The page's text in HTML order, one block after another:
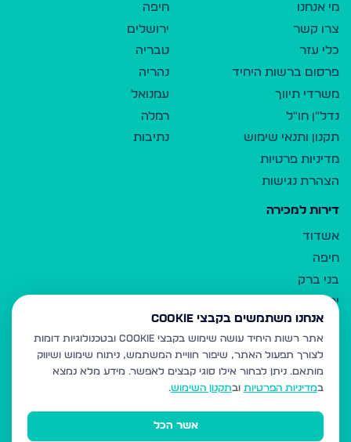
מי אנחנו
צרו קשר
כלי עזר
פרסום ברשות היחיד
משרדי תיווך
נדל"ן חו"ל
תקנון ותנאי שימוש
מדיניות פרטיות
הצהרת נגישות
חיפה
ירושלים
טבריה
נהריה
עמנואל
רמלה
נתיבות
דירות למכירה
אשדוד
חיפה
בני ברק
ירושלים
אלעד
גבעת זאב
בית שמש
רכסים
מודיעין עילית
אנחנו משתמשים בקבצי Cookie
אתר רשות היחיד עושה שימוש בקבצי Cookie ובטכנולוגיות דומות
לצורך תפעול האתר, שיפור חוויית המשתמש, ניתוח שימוש ושיווק
מותאם. ניתן לבחור אילו סוגי קבצים לאפשר. מידע מלא נמצא
במדיניות הפרטיות ובתקנון השימוש.
אשר הכל